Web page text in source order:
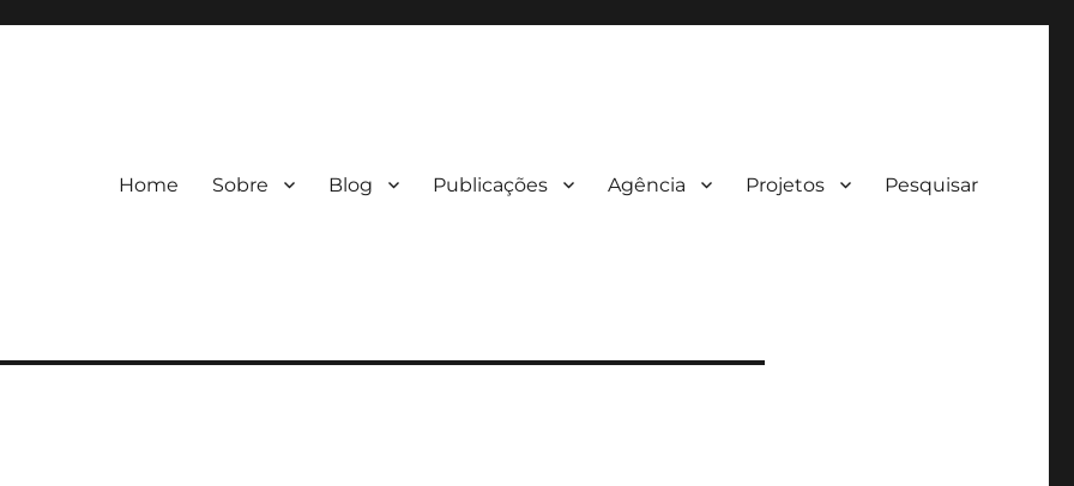
Home Sobre Blog Publicações Agência Projetos Pesquisar